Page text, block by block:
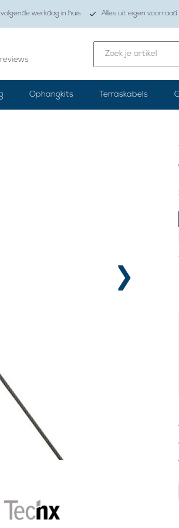
werkdag in huis Alles uit eigen voorraad
Ophangkits Terraskabels
›